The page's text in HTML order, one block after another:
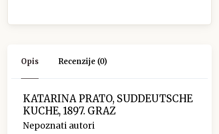
Opis Recenzije (0)
KATARINA PRATO, SUDDEUTSCHE
KUCHE, 1897. GRAZ
Nepoznati autori